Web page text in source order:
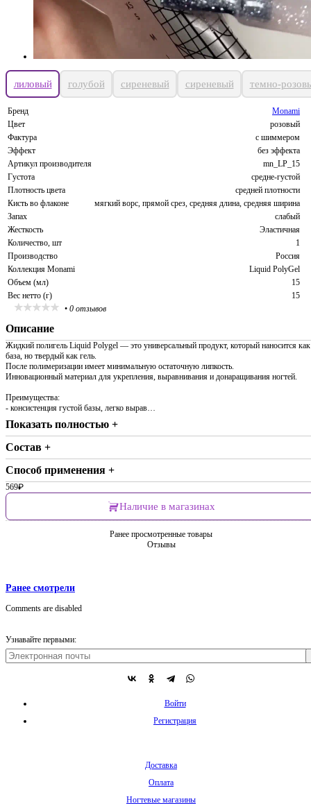
лиловый голубой сиреневый сиреневый темно-
Бренд
Monami
Цвет
розовый
Фактура
с шиммером
Эффект
без эффекта
Артикул производителя
mn_LP_15
Густота
средне-густой
Плотность цвета
средней плотности
Кисть во флаконе
мягкий ворс, прямой срез, средняя длина, средняя ширина
Запах
слабый
Жесткость
Эластичная
Количество, шт
1
Производство
Россия
Коллекция Monami
Liquid PolyGel
Объем (мл)
15
Вес нетто (г)
15
• 0 отзывов
Описание
Жидкий полигель Liquid Polygel — это универсальный продукт, который наносится как
база, но твердый как гель.
После полимеризации имеет минимальную остаточную липкость.
Инновационный материал для укрепления, выравнивания и донаращивания ногтей.
Преимущества:
- консистенция густой базы, легко вырав…
Показать полностью +
Состав +
Способ применения +
569₽
Наличие в магазинах
Ранее просмотренные товары
Отзывы
Ранее смотрели
Comments are disabled
Узнавайте первыми:
Войти
Регистрация
Доставка
Оплата
Ногтевые магазины